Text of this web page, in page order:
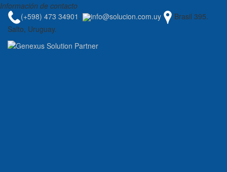
Información de contacto
(+598) 473 34901 . info@solucion.com.uy
Brasil 395.
Salto, Uruguay.